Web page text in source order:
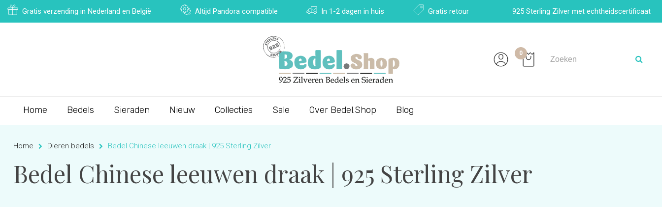
Gratis verzending in Nederland en België Altijd Pandora compatible In 1-2 dagen in huis Gratis retour 925 Sterling Zilver met echtheidscertificaat
0
Home Bedels Sieraden Nieuw Collecties Sale Over Bedel.Shop Blog
Home Dieren bedels Bedel Chinese leeuwen draak | 925 Sterling Zilver
Bedel Chinese leeuwen draak | 925 Sterling Zilver